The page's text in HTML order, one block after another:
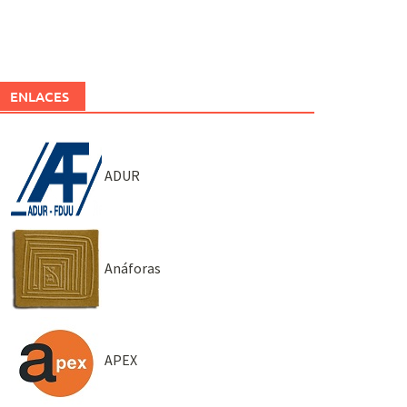
ENLACES
ADUR
Anáforas
APEX